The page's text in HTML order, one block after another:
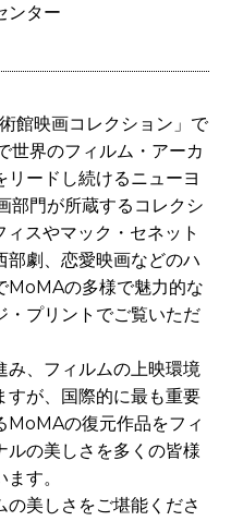
ンター
館映画コレクション」で
世界のフィルム・アーカ
ードし続けるニューヨ
部門が所蔵するコレクシ
スやマック・セネット
部劇、恋愛映画などのハ
MoMAの多様で魅力的な
・プリントでご覧いただ
み、フィルムの上映環境
すが、国際的に最も重要
MoMAの復元作品をフィ
ルの美しさを多くの皆様
す。
美しさをご堪能くださ